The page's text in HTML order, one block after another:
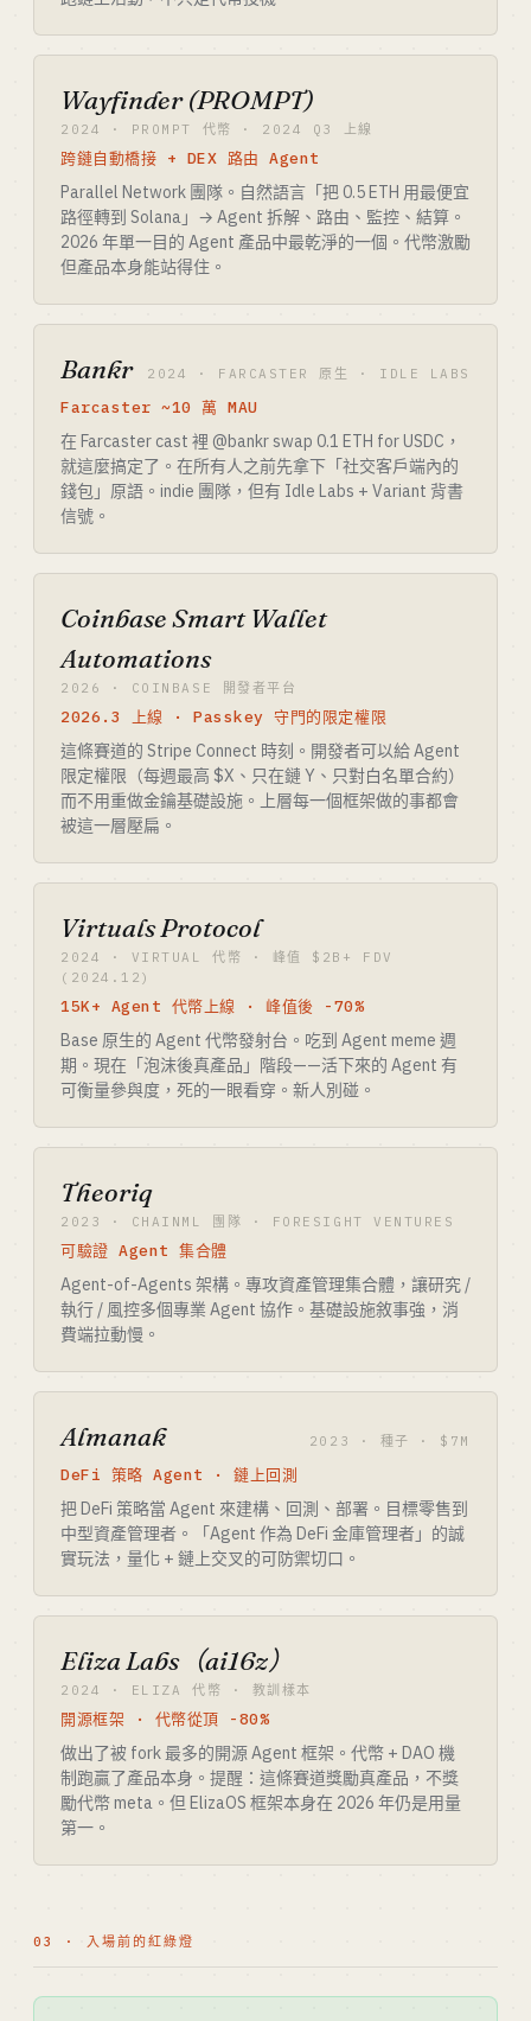
Wayfinder (PROMPT)
2024 · PROMPT 代幣 · 2024 Q3 上線
跨鏈自動橋接 + DEX 路由 Agent
Parallel Network 團隊。自然語言「把 0.5 ETH 用最便宜
路徑轉到 Solana」→ Agent 拆解、路由、監控、結算。
2026 年單一目的 Agent 產品中最乾淨的一個。代幣激勵
但產品本身能站得住。
Bankr 2024 · FARCASTER 原生 · IDLE LABS
Farcaster ~10 萬 MAU
在 Farcaster cast 裡 @bankr swap 0.1 ETH for USDC，
就這麼搞定了。在所有人之前先拿下「社交客戶端內的
錢包」原語。indie 團隊，但有 Idle Labs + Variant 背書
信號。
Coinbase Smart Wallet
Automations
2026 · COINBASE 開發者平台
2026.3 上線 · Passkey 守門的限定權限
這條賽道的 Stripe Connect 時刻。開發者可以給 Agent
限定權限（每週最高 $X、只在鏈 Y、只對白名單合約）
而不用重做金鑰基礎設施。上層每一個框架做的事都會
被這一層壓扁。
Virtuals Protocol
2024 · VIRTUAL 代幣 · 峰值 $2B+ FDV
(2024.12)
15K+ Agent 代幣上線 · 峰值後 -70%
Base 原生的 Agent 代幣發射台。吃到 Agent meme 週
期。現在「泡沫後真產品」階段——活下來的 Agent 有
可衡量參與度，死的一眼看穿。新人別碰。
Theoriq
2023 · CHAINML 團隊 · FORESIGHT VENTURES
可驗證 Agent 集合體
Agent-of-Agents 架構。專攻資產管理集合體，讓研究 /
執行 / 風控多個專業 Agent 協作。基礎設施敘事強，消
費端拉動慢。
Almanak 2023 · 種子 · $7M
DeFi 策略 Agent · 鏈上回測
把 DeFi 策略當 Agent 來建構、回測、部署。目標零售到
中型資產管理者。「Agent 作為 DeFi 金庫管理者」的誠
實玩法，量化 + 鏈上交叉的可防禦切口。
Eliza Labs（ai16z）
2024 · ELIZA 代幣 · 教訓樣本
開源框架 · 代幣從頂 -80%
做出了被 fork 最多的開源 Agent 框架。代幣 + DAO 機
制跑贏了產品本身。提醒：這條賽道獎勵真產品，不獎
勵代幣 meta。但 ElizaOS 框架本身在 2026 年仍是用量
第一。
03 · 入場前的紅綠燈